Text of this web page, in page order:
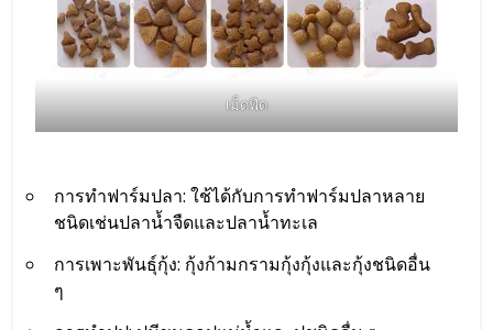
เม็ดฟีด
การทำฟาร์มปลา: ใช้ได้กับการทำฟาร์มปลาหลาย
ชนิดเช่นปลาน้ำจืดและปลาน้ำทะเล
การเพาะพันธุ์กุ้ง: กุ้งก้ามกรามกุ้งกุ้งและกุ้งชนิดอื่น
ๆ